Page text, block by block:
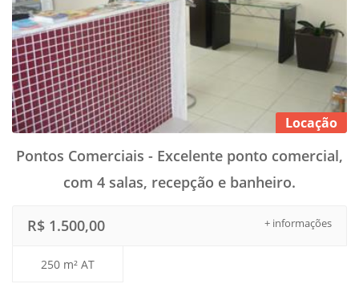
Locação
Pontos Comerciais - Excelente ponto comercial,
com 4 salas, recepção e banheiro.
+ informações
R$ 1.500,00
250 m² AT